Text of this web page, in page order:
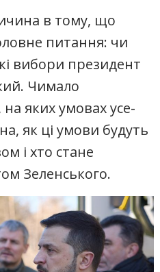
в тому, що
питання: чи
вибори президент
Чимало
яких умовах усе-
як ці умови будуть
і хто стане
Зеленського.